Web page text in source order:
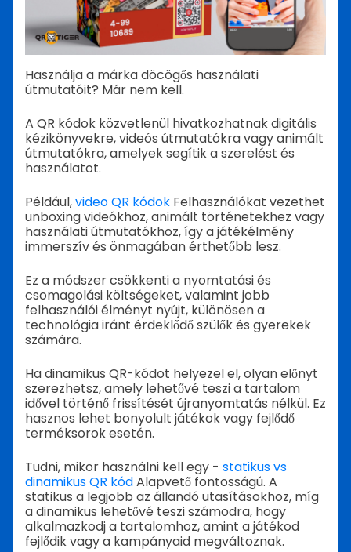
Használja a márka döcögős használati
útmutatóit? Már nem kell.
A QR kódok közvetlenül hivatkozhatnak digitális
kézikönyvekre, videós útmutatókra vagy animált
útmutatókra, amelyek segítik a szerelést és
használatot.
Például,video QR kódok Felhasználókat vezethet
unboxing videókhoz, animált történetekhez vagy
használati útmutatókhoz, így a játékélmény
immerszív és önmagában érthetőbb lesz.
Ez a módszer csökkenti a nyomtatási és
csomagolási költségeket, valamint jobb
felhasználói élményt nyújt, különösen a
technológia iránt érdeklődő szülők és gyerekek
számára.
Ha dinamikus QR-kódot helyezel el, olyan előnyt
szerezhetsz, amely lehetővé teszi a tartalom
idővel történő frissítését újranyomtatás nélkül. Ez
hasznos lehet bonyolult játékok vagy fejlődő
terméksorok esetén.
Tudni, mikor használni kell egy - statikus vs
dinamikus QR kódAlapvető fontosságú. A
statikus a legjobb az állandó utasításokhoz, míg
a dinamikus lehetővé teszi számodra, hogy
alkalmazkodj a tartalomhoz, amint a játékod
fejlődik vagy a kampányaid megváltoznak.